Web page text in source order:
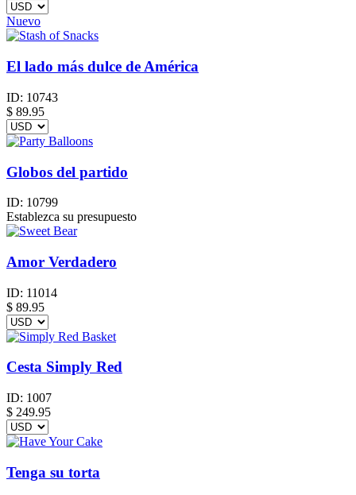
Nuevo
El lado más dulce de América
ID: 10743
$ 89.95
Globos del partido
ID: 10799
Establezca su presupuesto
Amor Verdadero
ID: 11014
$ 89.95
Cesta Simply Red
ID: 1007
$ 249.95
Tenga su torta